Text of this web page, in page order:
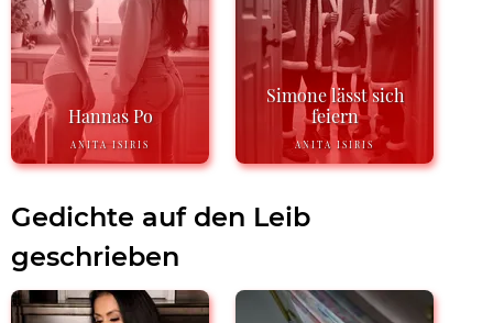
Hannas Po
ANITA ISIRIS
Simone lässt sich
feiern
ANITA ISIRIS
Gedichte auf den Leib
geschrieben